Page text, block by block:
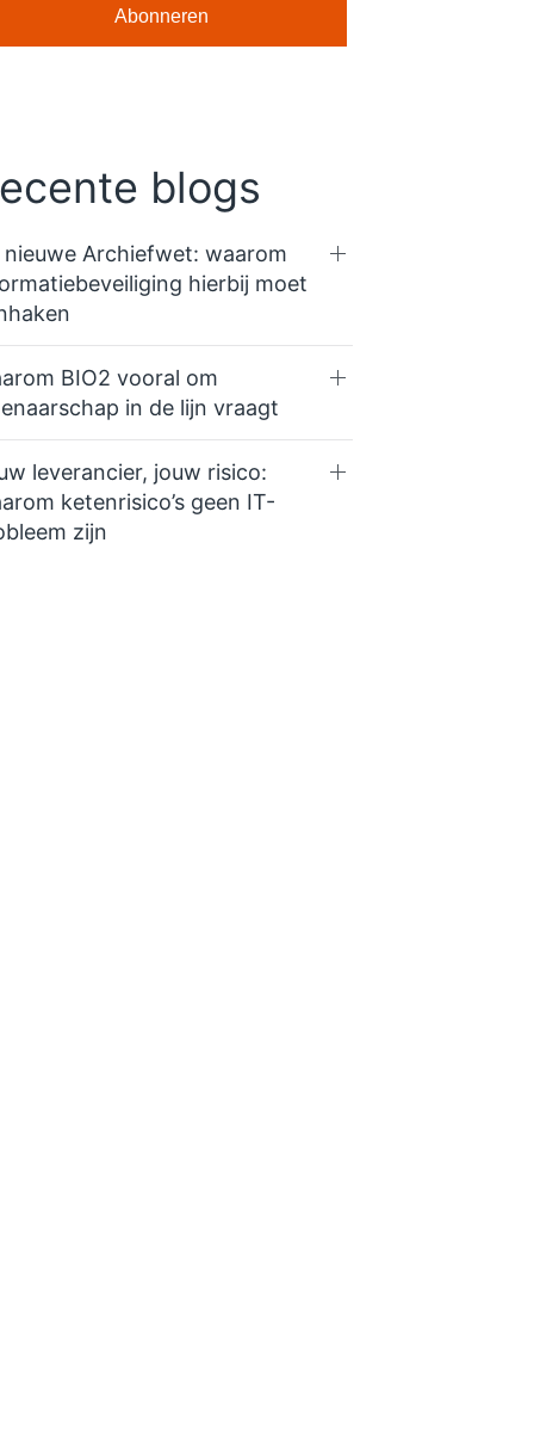
blogs
nieuwe Archiefwet: waarom
hierbij moet
BIO2 vooral om
in de lijn vraagt
leverancier, jouw risico:
ketenrisico’s geen IT-
zijn